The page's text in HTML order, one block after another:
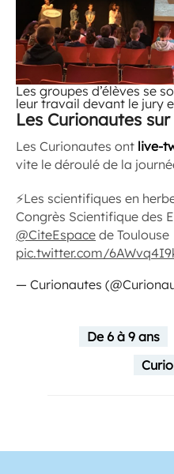
Les groupes d’élèves se
leur travail devant le jury
Les Curionautes
Les Curionautes ont live-
vite le déroulé de la
⚡️Les scientifiques en
Congrès Scientifique des
@CiteEspace de Toulouse
pic.twitter.com/
— Curionautes
De 6 à 9 ans